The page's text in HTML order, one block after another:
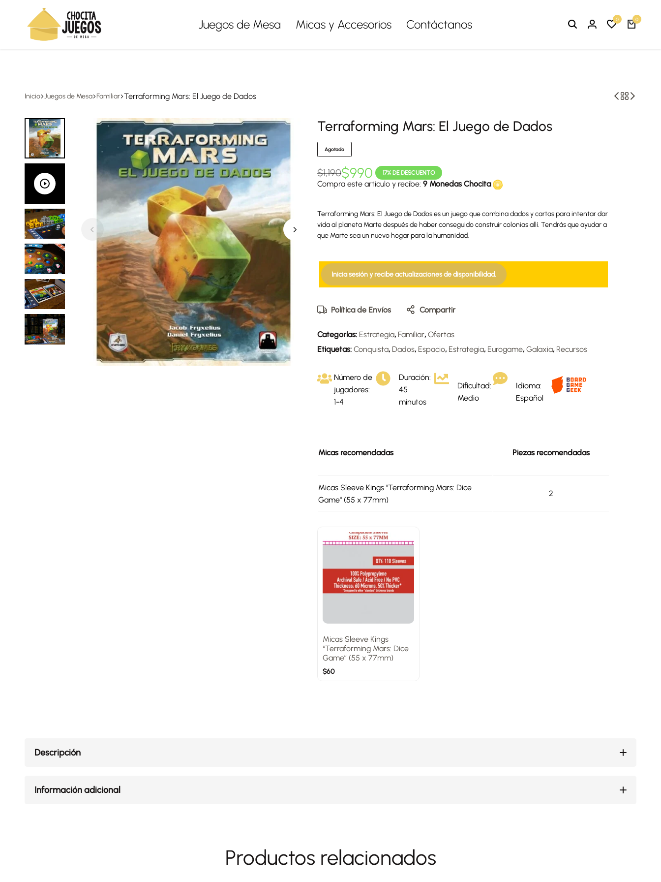
Envíos a todo México, gratis en compras desde $1,500
mesa
todas
las
edades
Juegos de Mesa Micas y Accesorios Contáctanos 0 0
Inicio Juegos de Mesa Familiar Terraforming Mars: El Juego de Dados
Terraforming Mars: El Juego de Dados
Agotado
$1,190$990 17% DE DESCUENTO
Compra este artículo y recibe: 9 Monedas Chocita
Terraforming Mars: El Juego de Dados es un juego que combina dados y cartas para intentar dar
vida al planeta Marte después de haber conseguido construir colonias allí. Tendrás que ayudar a
que Marte sea un nuevo hogar para la humanidad.
Inicia sesión y recibe actualizaciones de disponibilidad.
Política de Envíos Compartir
Categorías: Estrategia, Familiar, Ofertas
Etiquetas: Conquista, Dados, Espacio, Estrategia, Eurogame, Galaxia, Recursos
Número de
jugadores:
1-4
Duración:
45
minutos
Dificultad:
Medio
Idioma:
Español
Micas recomendadas Piezas recomendadas
Micas Sleeve Kings "Terraforming Mars: Dice
Game" (55 x 77mm)
2
Micas Sleeve Kings
“Terraforming Mars: Dice
Game” (55 x 77mm)
$60
Descripción
Información adicional
Productos relacionados